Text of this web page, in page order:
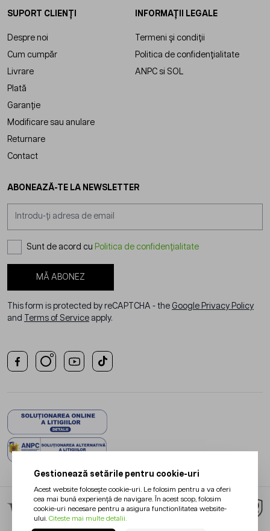
SUPORT CLIENȚI
Despre noi
Cum cumpăr
Livrare
Plată
Garanție
Modificare sau anulare
Returnare
Contact
INFORMAȚII LEGALE
Termeni și condiții
Politica de confidențialitate
ANPC si SOL
ABONEAZĂ-TE LA NEWSLETTER
Sunt de acord cu Politica de confidențialitate
MĂ ABONEZ
This form is protected by reCAPTCHA - the Google Privacy Policy
and
Terms of Service apply.
Gestionează setările pentru cookie-uri
Acest website folosește cookie-uri. Le folosim pentru a va oferi
cea mai bună experiență de navigare. În acest scop, folosim
cookie-uri necesare pentru a asigura functionlitatea website-
ului. Citeste mai multe detalii.